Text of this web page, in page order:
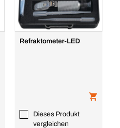
Refraktometer-LED
Dieses Produkt
vergleichen